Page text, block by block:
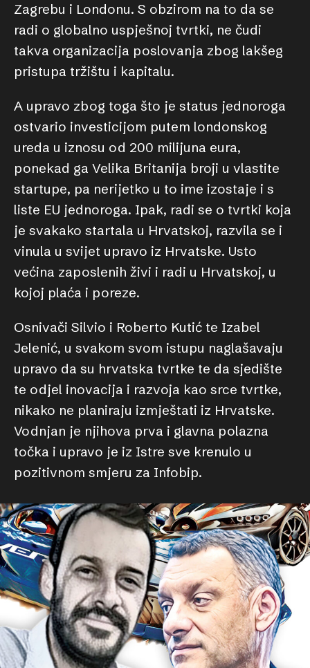
Zagrebu i Londonu. S obzirom na to da se
radi o globalno uspješnoj tvrtki, ne čudi
takva organizacija poslovanja zbog lakšeg
pristupa tržištu i kapitalu.
A upravo zbog toga što je status jednoroga
ostvario investicijom putem londonskog
ureda u iznosu od 200 milijuna eura,
ponekad ga Velika Britanija broji u vlastite
startupe, pa nerijetko u to ime izostaje i s
liste EU jednoroga. Ipak, radi se o tvrtki koja
je svakako startala u Hrvatskoj, razvila se i
vinula u svijet upravo iz Hrvatske. Usto
većina zaposlenih živi i radi u Hrvatskoj, u
kojoj plaća i poreze.
Osnivači Silvio i Roberto Kutić te Izabel
Jelenić, u svakom svom istupu naglašavaju
upravo da su hrvatska tvrtke te da sjedište
te odjel inovacija i razvoja kao srce tvrtke,
nikako ne planiraju izmještati iz Hrvatske.
Vodnjan je njihova prva i glavna polazna
točka i upravo je iz Istre sve krenulo u
pozitivnom smjeru za Infobip.